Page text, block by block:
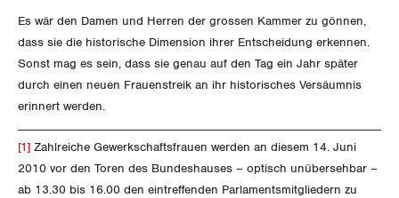
Jugendkommission
Migrationskommission
Queer-Kommission
Rentner:innen-Kommission
Beide Basel
Bern
Freiburg
Genf
OFFENE STELLEN
AGENDA
Dossier
Vernehmlassungen
Bücher/Broschüren
Der Europa-Blog
Es wär den Damen und Herren der grossen Kammer zu gönnen,
dass sie die historische Dimension ihrer Entscheidung erkennen.
Sonst mag es sein, dass sie genau auf den Tag ein Jahr später
durch einen neuen Frauenstreik an ihr historisches Versäumnis
erinnert werden.
[1] Zahlreiche Gewerkschaftsfrauen werden an diesem 14. Juni
2010 vor den Toren des Bundeshauses – optisch unübersehbar –
ab 13.30 bis 16.00 den eintreffenden Parlamentsmitgliedern zu